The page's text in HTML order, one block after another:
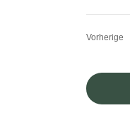
Vorherige